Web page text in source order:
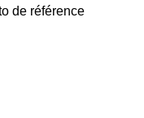
de référence